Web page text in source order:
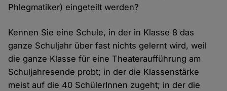
Phlegmatiker) eingeteilt werden?
Kennen Sie eine Schule, in der in Klasse 8 das
ganze Schuljahr über fast nichts gelernt wird, weil
die ganze Klasse für eine Theateraufführung am
Schuljahresende probt; in der die Klassenstärke
meist auf die 40 SchülerInnen zugeht; in der die